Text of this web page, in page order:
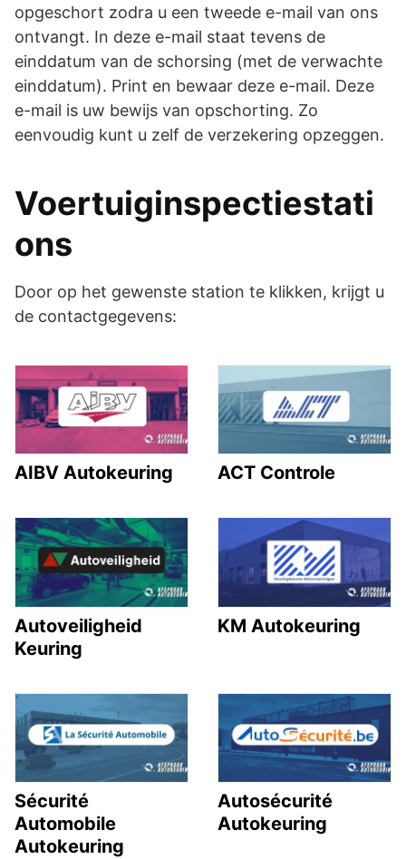
opgeschort zodra u een tweede e-mail van ons
ontvangt. In deze e-mail staat tevens de
einddatum van de schorsing (met de verwachte
einddatum). Print en bewaar deze e-mail. Deze
e-mail is uw bewijs van opschorting. Zo
eenvoudig kunt u zelf de verzekering opzeggen.
Voertuiginspectiestati
ons
Door op het gewenste station te klikken, krijgt u
de contactgegevens:
AIBV Autokeuring ACT Controle
Autoveiligheid
Keuring
KM Autokeuring
Sécurité
Automobile
Autokeuring
Autosécurité
Autokeuring